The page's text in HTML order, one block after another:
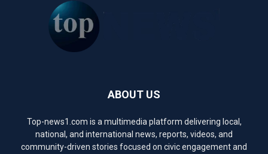
ABOUT US
Top-news1.com is a multimedia platform delivering local,
national, and international news, reports, videos, and
community-driven stories focused on civic engagement and